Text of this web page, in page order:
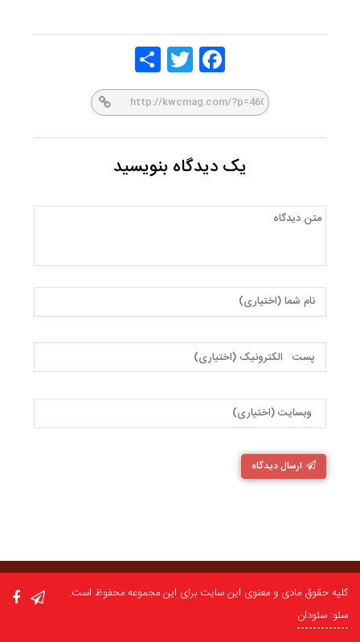
Face
Twitt
یک دیدگاه بنویسید
ارسال دیدگاه
کلیه حقوق مادی و معنوی این سایت برای این مجموعه محفوظ است.
سئو: سئودان